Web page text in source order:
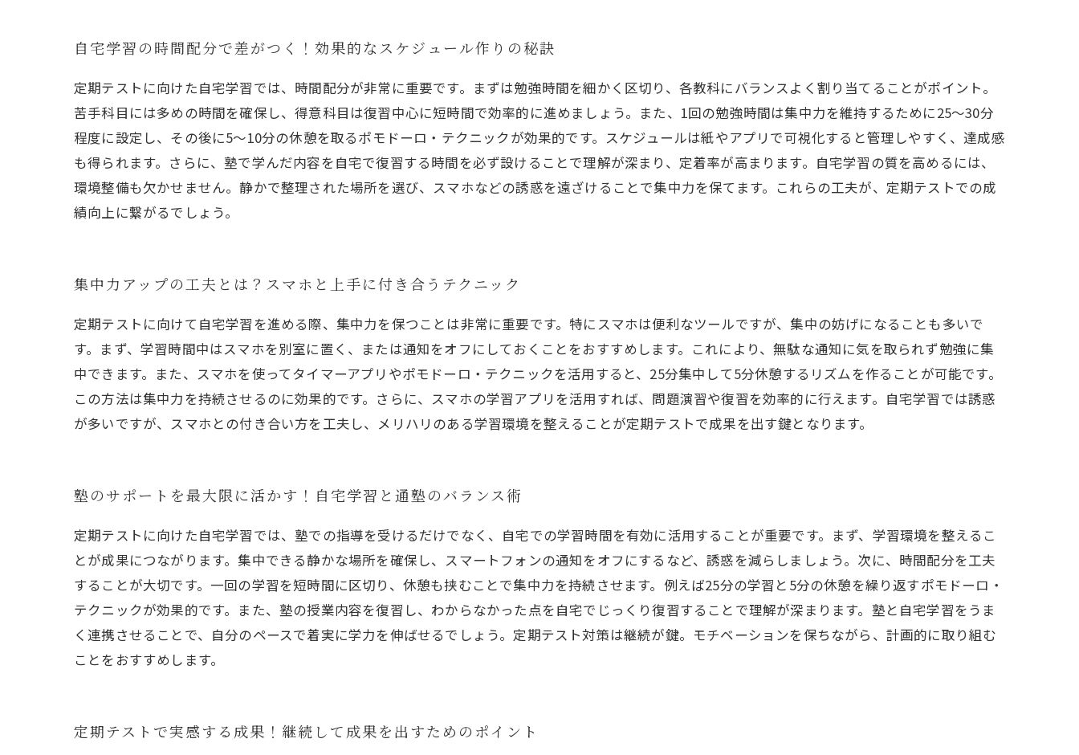
自宅学習の時間配分で差がつく！効果的なスケジュール作りの秘訣
定期テストに向けた自宅学習では、時間配分が非常に重要です。まずは勉強時間を細かく区切り、各教科にバランスよく割り当てることがポイント。
苦手科目には多めの時間を確保し、得意科目は復習中心に短時間で効率的に進めましょう。また、1回の勉強時間は集中力を維持するために25～30分
程度に設定し、その後に5～10分の休憩を取るポモドーロ・テクニックが効果的です。スケジュールは紙やアプリで可視化すると管理しやすく、達成感
も得られます。さらに、塾で学んだ内容を自宅で復習する時間を必ず設けることで理解が深まり、定着率が高まります。自宅学習の質を高めるには、
環境整備も欠かせません。静かで整理された場所を選び、スマホなどの誘惑を遠ざけることで集中力を保てます。これらの工夫が、定期テストでの成
績向上に繋がるでしょう。
集中力アップの工夫とは？スマホと上手に付き合うテクニック
定期テストに向けて自宅学習を進める際、集中力を保つことは非常に重要です。特にスマホは便利なツールですが、集中の妨げになることも多いで
す。まず、学習時間中はスマホを別室に置く、または通知をオフにしておくことをおすすめします。これにより、無駄な通知に気を取られず勉強に集
中できます。また、スマホを使ってタイマーアプリやポモドーロ・テクニックを活用すると、25分集中して5分休憩するリズムを作ることが可能です。
この方法は集中力を持続させるのに効果的です。さらに、スマホの学習アプリを活用すれば、問題演習や復習を効率的に行えます。自宅学習では誘惑
が多いですが、スマホとの付き合い方を工夫し、メリハリのある学習環境を整えることが定期テストで成果を出す鍵となります。
塾のサポートを最大限に活かす！自宅学習と通塾のバランス術
定期テストに向けた自宅学習では、塾での指導を受けるだけでなく、自宅での学習時間を有効に活用することが重要です。まず、学習環境を整えるこ
とが成果につながります。集中できる静かな場所を確保し、スマートフォンの通知をオフにするなど、誘惑を減らしましょう。次に、時間配分を工夫
することが大切です。一回の学習を短時間に区切り、休憩も挟むことで集中力を持続させます。例えば25分の学習と5分の休憩を繰り返すポモドーロ・
テクニックが効果的です。また、塾の授業内容を復習し、わからなかった点を自宅でじっくり復習することで理解が深まります。塾と自宅学習をうま
く連携させることで、自分のペースで着実に学力を伸ばせるでしょう。定期テスト対策は継続が鍵。モチベーションを保ちながら、計画的に取り組む
ことをおすすめします。
定期テストで実感する成果！継続して成果を出すためのポイント